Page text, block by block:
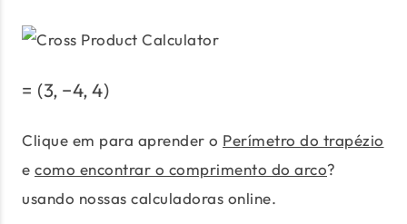
= (3, −4,4)
Clique em para aprender o Perímetro do trapézio
e como encontrar o comprimento do arco?
usando nossas calculadoras online.